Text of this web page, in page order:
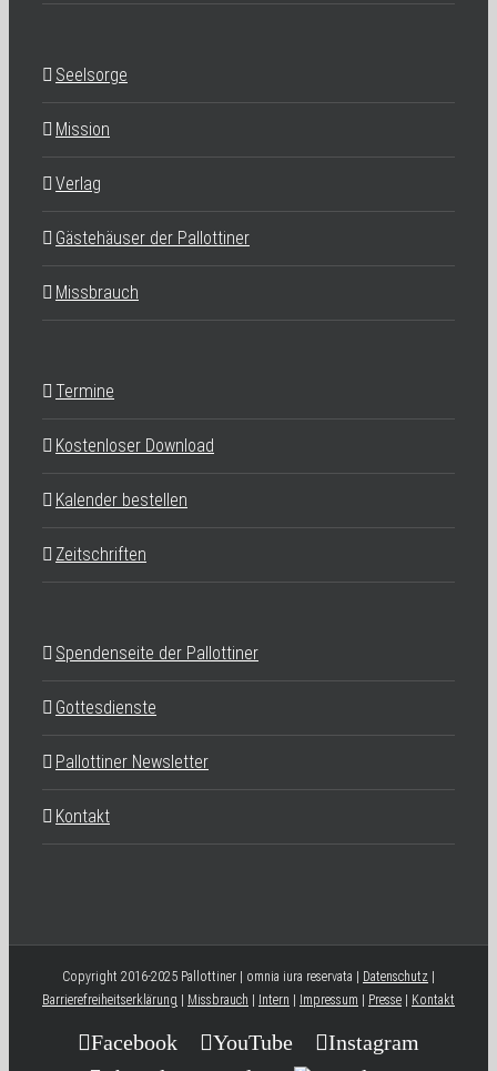
Seelsorge
Mission
Verlag
Gästehäuser der Pallottiner
Missbrauch
Termine
Kostenloser Download
Kalender bestellen
Zeitschriften
Spendenseite der Pallottiner
Gottesdienste
Pallottiner Newsletter
Kontakt
Copyright 2016-2025 Pallottiner | omnia iura reservata | Datenschutz
Barrierefreiheitserklärung
Missbrauch Intern Impressum Presse Kontakt
Facebook YouTube
Instagram